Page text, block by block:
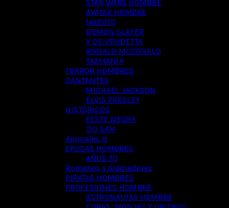
STAR WARS HOMBRE
AVATAR HOMBRE
NARUTO
DEMON SLAYER
V DE VENDETTA
RONALD McDONALD
TAZMANIA
TERROR HOMBRES
CANTANTES
MICHAEL JACKSON
ELVIS PRESLEY
HISTÓRICOS
PESTE NEGRA
TIO SAM
Animales H
EPOCAS HOMBRES
AÑOS 70
Romanos y Gladiadores
PIRATAS HOMBRES
PROFESIONES HOMBRE
ASTRONAUTAS HOMBRE